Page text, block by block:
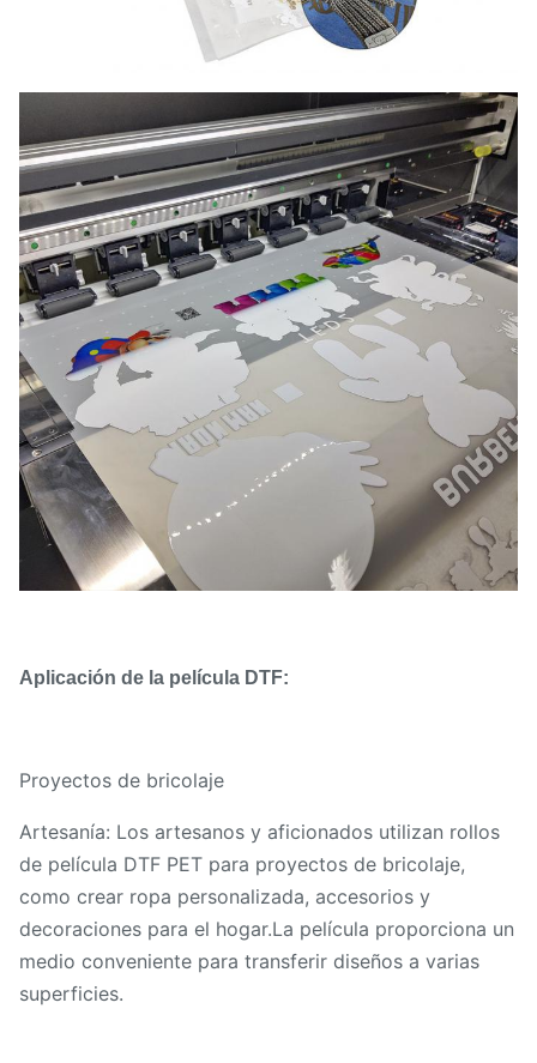
Aplicación de la película DTF:
Proyectos de bricolaje
Artesanía: Los artesanos y aficionados utilizan rollos
de película DTF PET para proyectos de bricolaje,
como crear ropa personalizada, accesorios y
decoraciones para el hogar.La película proporciona un
medio conveniente para transferir diseños a varias
superficies.